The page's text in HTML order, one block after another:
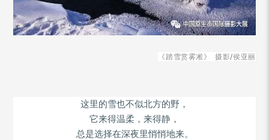
《踏雪赏雾凇》 摄影/侯亚丽
这里的雪也不似北方的野，
它来得温柔，来得静，
总是选择在深夜里悄悄地来。